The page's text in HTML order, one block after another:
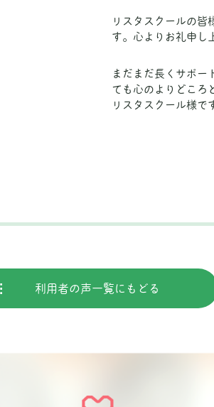
リスタスクールの皆
す。心よりお礼申し
まだまだ長くサポー
ても心のよりどころ
リスタスクール様で
利用者の声一覧にもどる